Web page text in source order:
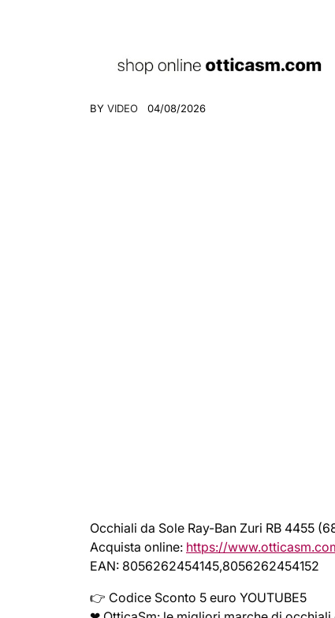
BY VIDEO 04/08/2026
Occhiali da Sole Ray-Ban Zuri RB 4455
Acquista online: https://
EAN: 8056262454145,8056262454152
👉 Codice Sconto 5 euro YOUTUBE5